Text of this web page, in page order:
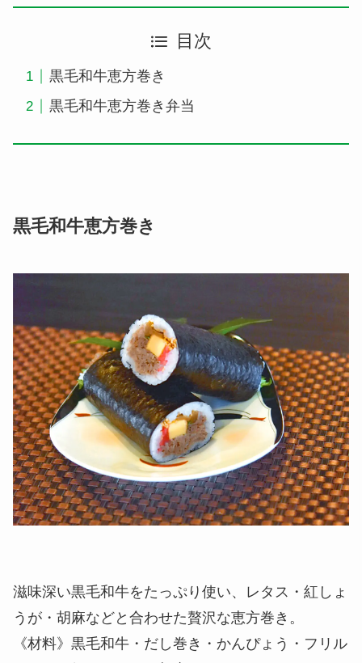
目次
黒毛和牛恵方巻き
黒毛和牛恵方巻き弁当​
黒毛和牛恵方巻き
滋味深い黒毛和牛をたっぷり使い、レタス・紅しょ
うが・胡麻などと合わせた贅沢な恵方巻き。
《材料》黒毛和牛・だし巻き・かんぴょう・フリル